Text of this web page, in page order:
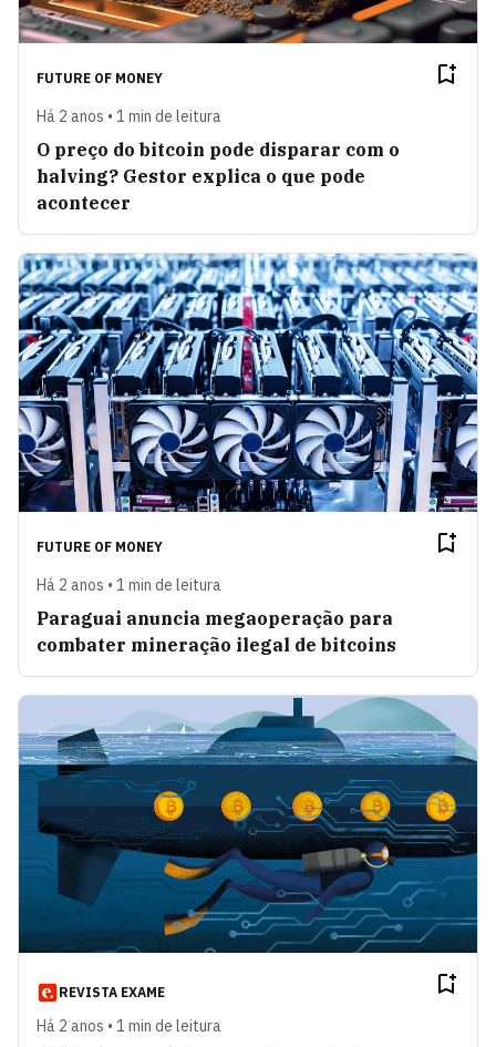
FUTURE OF MONEY
Há 2 anos • 1 min de leitura
O preço do bitcoin pode disparar com o
halving? Gestor explica o que pode
acontecer
FUTURE OF MONEY
Há 2 anos • 1 min de leitura
Paraguai anuncia megaoperação para
combater mineração ilegal de bitcoins
REVISTA EXAME
Há 2 anos • 1 min de leitura